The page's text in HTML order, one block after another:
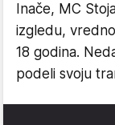
Inače, MC
izgledu,
18 godina.
podeli svoju